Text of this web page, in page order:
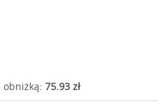
obniżką: 75.93 zł